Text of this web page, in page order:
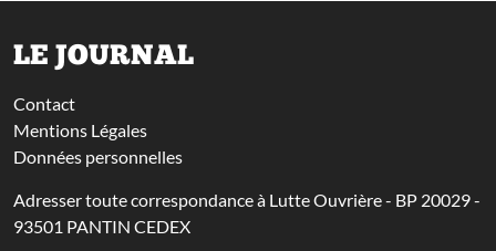
LE JOURNAL
Contact
Mentions Légales
Données personnelles
Adresser toute correspondance à Lutte Ouvrière - BP 20029 -
93501 PANTIN CEDEX